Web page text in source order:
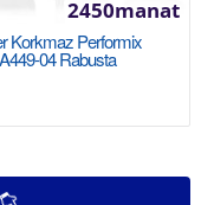
Korkmaz Performix
04 Rabusta
2450manat